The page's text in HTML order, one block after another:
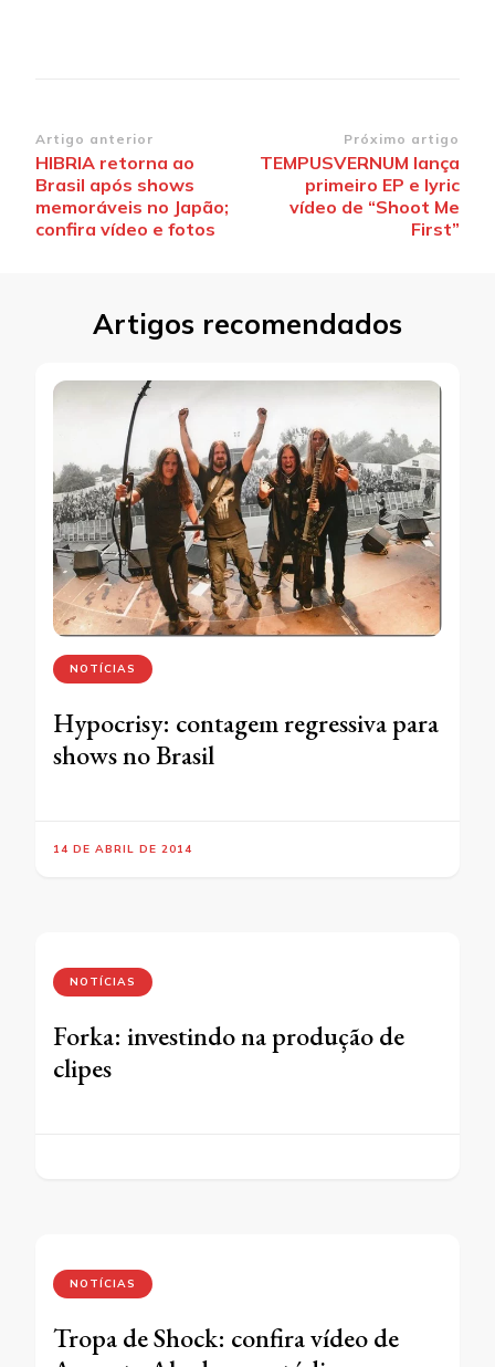
Navegação
de
post
Artigo anterior
HIBRIA retorna ao
Brasil após shows
memoráveis no Japão;
confira vídeo e fotos
Próximo artigo
TEMPUSVERNUM lança
primeiro EP e lyric
vídeo de “Shoot Me
First”
Artigos recomendados
NOTÍCIAS
Hypocrisy: contagem regressiva para
shows no Brasil
14 DE ABRIL DE 2014
NOTÍCIAS
Forka: investindo na produção de
clipes
NOTÍCIAS
Tropa de Shock: confira vídeo de